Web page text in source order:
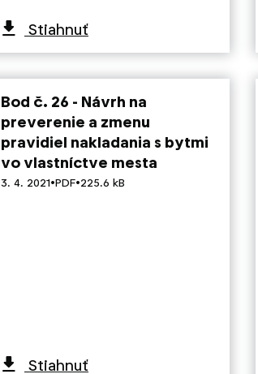
Stiahnuť
Bod č. 26 - Návrh na
preverenie a zmenu
pravidiel nakladania s bytmi
vo vlastníctve mesta
3. 4. 2021·PDF·225.6 kB
Stiahnuť